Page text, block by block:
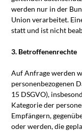
werden nur in der
Union verarbeitet.
statt und ist nicht
3. Betroffenenrechte
Auf Anfrage werden
personenbezogenen
15 DSGVO),
Kategorie der
Empfängern,
oder werden, die